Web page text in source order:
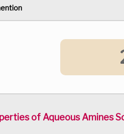
of Aqueous Amines